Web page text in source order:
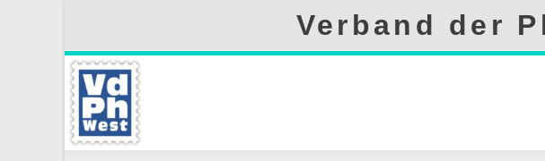
Verband der